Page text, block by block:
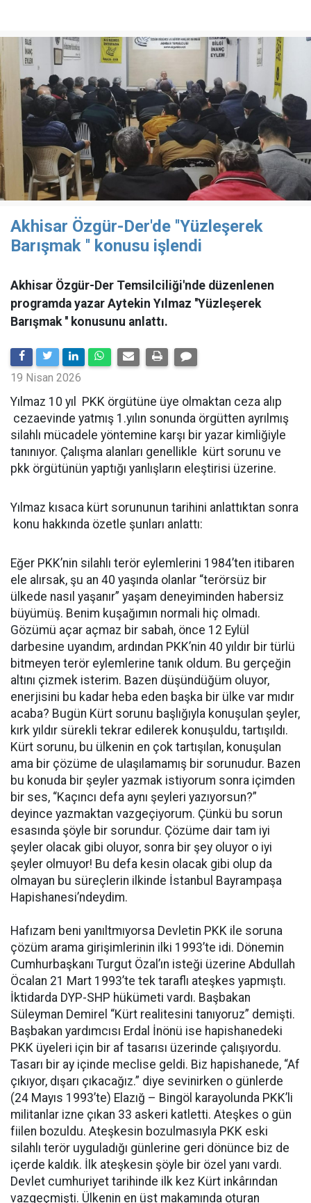
Akhisar Özgür-Der'de ''Yüzleşerek
Barışmak '' konusu işlendi
Akhisar Özgür-Der Temsilciliği'nde düzenlenen
programda yazar Aytekin Yılmaz ''Yüzleşerek
Barışmak '' konusunu anlattı.
19 Nisan 2026
Yılmaz 10 yıl PKK örgütüne üye olmaktan ceza alıp
cezaevinde yatmış 1.yılın sonunda örgütten ayrılmış
silahlı mücadele yöntemine karşı bir yazar kimliğiyle
tanınıyor. Çalışma alanları genellikle kürt sorunu ve
pkk örgütünün yaptığı yanlışların eleştirisi üzerine.
Yılmaz kısaca kürt sorununun tarihini anlattıktan sonra
konu hakkında özetle şunları anlattı:
Eğer PKK’nin silahlı terör eylemlerini 1984’ten itibaren
ele alırsak, şu an 40 yaşında olanlar “terörsüz bir
ülkede nasıl yaşanır” yaşam deneyiminden habersiz
büyümüş. Benim kuşağımın normali hiç olmadı.
Gözümü açar açmaz bir sabah, önce 12 Eylül
darbesine uyandım, ardından PKK’nin 40 yıldır bir türlü
bitmeyen terör eylemlerine tanık oldum. Bu gerçeğin
altını çizmek isterim. Bazen düşündüğüm oluyor,
enerjisini bu kadar heba eden başka bir ülke var mıdır
acaba? Bugün Kürt sorunu başlığıyla konuşulan şeyler,
kırk yıldır sürekli tekrar edilerek konuşuldu, tartışıldı.
Kürt sorunu, bu ülkenin en çok tartışılan, konuşulan
ama bir çözüme de ulaşılamamış bir sorunudur. Bazen
bu konuda bir şeyler yazmak istiyorum sonra içimden
bir ses, “Kaçıncı defa aynı şeyleri yazıyorsun?”
deyince yazmaktan vazgeçiyorum. Çünkü bu sorun
esasında şöyle bir sorundur. Çözüme dair tam iyi
şeyler olacak gibi oluyor, sonra bir şey oluyor o iyi
şeyler olmuyor! Bu defa kesin olacak gibi olup da
olmayan bu süreçlerin ilkinde İstanbul Bayrampaşa
Hapishanesi’ndeydim.
Hafızam beni yanıltmıyorsa Devletin PKK ile soruna
çözüm arama girişimlerinin ilki 1993’te idi. Dönemin
Cumhurbaşkanı Turgut Özal’ın isteği üzerine Abdullah
Öcalan 21 Mart 1993’te tek taraflı ateşkes yapmıştı.
İktidarda DYP-SHP hükümeti vardı. Başbakan
Süleyman Demirel “Kürt realitesini tanıyoruz” demişti.
Başbakan yardımcısı Erdal İnönü ise hapishanedeki
PKK üyeleri için bir af tasarısı üzerinde çalışıyordu.
Tasarı bir ay içinde meclise geldi. Biz hapishanede, “Af
çıkıyor, dışarı çıkacağız.” diye sevinirken o günlerde
(24 Mayıs 1993’te) Elazığ – Bingöl karayolunda PKK’li
militanlar izne çıkan 33 askeri katletti. Ateşkes o gün
fiilen bozuldu. Ateşkesin bozulmasıyla PKK eski
silahlı terör uyguladığı günlerine geri dönünce biz de
içerde kaldık. İlk ateşkesin şöyle bir özel yanı vardı.
Devlet cumhuriyet tarihinde ilk kez Kürt inkârından
vazgeçmişti. Ülkenin en üst makamında oturan